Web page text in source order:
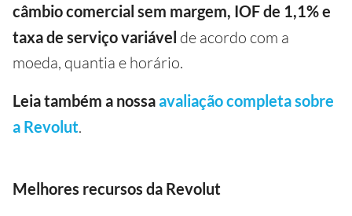
câmbio comercial sem margem, IOF de 1,1% e
taxa de serviço variável de acordo com a
moeda, quantia e horário.
Leia também a nossaavaliação completa sobre
a Revolut.
Melhores recursos da Revolut